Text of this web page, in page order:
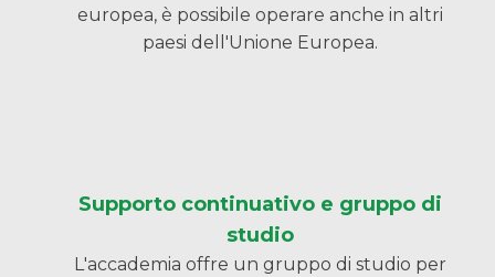
europea, è possibile operare anche in altri
paesi dell'Unione Europea.
Supporto continuativo e gruppo di
studio
L'accademia offre un gruppo di studio per